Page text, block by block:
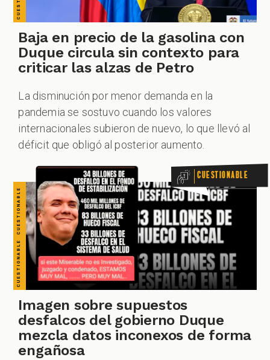
Baja en precio de la gasolina con
Duque circula sin contexto para
criticar las alzas de Petro
La disminución por menor demanda en la
pandemia se sostuvo cuando los valores
internacionales subieron de nuevo, lo que llevó al
déficit que obligó al posterior aumento.
CUESTIONABLE CUESTIONABLE CUESTIONABLE CUESTIONABLE CUESTIONABLE CUESTIONABLE CUESTIONABLE Cuestionable
Imagen sobre supuestos
desfalcos del gobierno Duque
mezcla datos inconexos de forma
engañosa